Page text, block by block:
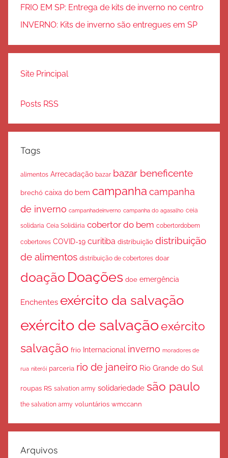
FRIO EM SP: Entrega de kits de inverno no centro
INVERNO: Kits de inverno são entregues em SP
Site Principal
Posts RSS
Tags
alimentos Arrecadação bazar bazar beneficente
brechó caixa do bem campanha campanha
de inverno campanhadeinverno campanha do agasalho ceia
solidaria Ceia Solidária cobertor do bem cobertordobem
cobertores COVID-19 curitiba distribuição distribuição
de alimentos distribuição de cobertores doar
doação Doações doe emergência
Enchentes exército da salvação
exército de salvaçãoexército
salvação frio Internacional inverno moradores de
rua niterói parceria rio de janeiro Rio Grande do Sul
roupas RS salvation army solidariedade são paulo
the salvation army voluntários wmccann
Arquivos